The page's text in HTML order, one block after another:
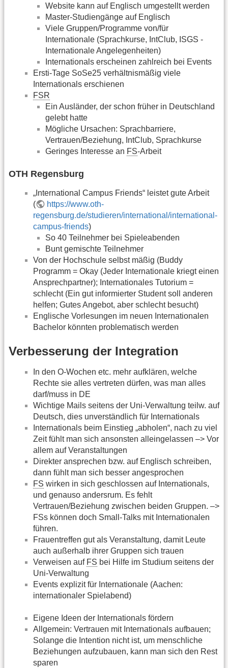
Website kann auf Englisch umgestellt werden
Master-Studiengänge auf Englisch
Viele Gruppen/Programme von/für
Internationale (Sprachkurse, IntClub, ISGS -
Internationale Angelegenheiten)
Internationals erscheinen zahlreich bei Events
Ersti-Tage SoSe25 verhältnismäßig viele
Internationals erschienen
FSR
Ein Ausländer, der schon früher in Deutschland
gelebt hatte
Mögliche Ursachen: Sprachbarriere,
Vertrauen/Beziehung, IntClub, Sprachkurse
Geringes Interesse an FS-Arbeit
OTH Regensburg
„International Campus Friends“ leistet gute Arbeit
(
https://www.oth-
regensburg.de/studieren/international/international-
campus-friends)
So 40 Teilnehmer bei Spieleabenden
Bunt gemischte Teilnehmer
Von der Hochschule selbst mäßig (Buddy
Programm = Okay (Jeder Internationale kriegt einen
Ansprechpartner); Internationales Tutorium =
schlecht (Ein gut informierter Student soll anderen
helfen; Gutes Angebot, aber schlecht besucht)
Englische Vorlesungen im neuen Internationalen
Bachelor könnten problematisch werden
Verbesserung der Integration
In den O-Wochen etc. mehr aufklären, welche
Rechte sie alles vertreten dürfen, was man alles
darf/muss in DE
Wichtige Mails seitens der Uni-Verwaltung teilw. auf
Deutsch, dies unverständlich für Internationals
Internationals beim Einstieg „abholen“, nach zu viel
Zeit fühlt man sich ansonsten alleingelassen –> Vor
allem auf Veranstaltungen
Direkter ansprechen bzw. auf Englisch schreiben,
dann fühlt man sich besser angesprochen
FS wirken in sich geschlossen auf Internationals,
und genauso andersrum. Es fehlt
Vertrauen/Beziehung zwischen beiden Gruppen. –>
FSs können doch Small-Talks mit Internationalen
führen.
Frauentreffen gut als Veranstaltung, damit Leute
auch außerhalb ihrer Gruppen sich trauen
Verweisen auf FS bei Hilfe im Studium seitens der
Uni-Verwaltung
Events explizit für Internationale (Aachen:
internationaler Spielabend)
Eigene Ideen der Internationals fördern
Allgemein: Vertrauen mit Internationals aufbauen;
Solange die Intention nicht ist, um menschliche
Beziehungen aufzubauen, kann man sich den Rest
sparen